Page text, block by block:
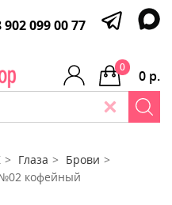
902 099 00 77
0 р.
0
Глаза
Брови
№02 кофейный